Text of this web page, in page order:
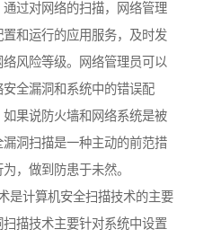
过对网络的扫描，网络管理
和运行的应用服务，及时发
风险等级。网络管理员可以
全漏洞和系统中的错误配
果说防火墙和网络系统是被
洞扫描是一种主动的前范措
，做到防患于未然。
是计算机安全扫描技术的主要
描技术主要针对系统中设置